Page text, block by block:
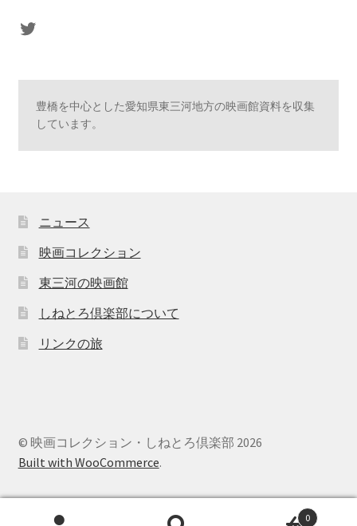
sasaki's Twitter
豊橋を中心とした愛知県東三河地方の映画館資料を収集
しています。
ニュース
映画コレクション
東三河の映画館
しねとろ倶楽部について
リンクの旅
© 映画コレクション・しねとろ倶楽部 2026
Built with WooCommerce.
0